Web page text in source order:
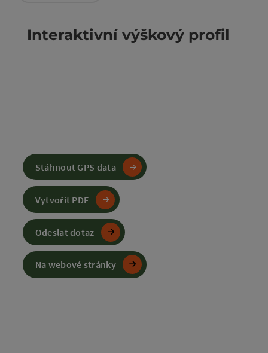
Interaktivní výškový profil
Stáhnout GPS data
Vytvořit PDF
Odeslat dotaz
Na webové stránky